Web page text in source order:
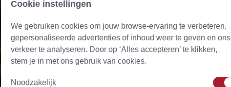
Cookie instellingen
We gebruiken cookies om jouw browse-ervaring te verbeteren,
gepersonaliseerde advertenties of inhoud weer te geven en ons
verkeer te analyseren. Door op ‘Alles accepteren’ te klikken,
stem je in met ons gebruik van cookies.
Noodzakelijk